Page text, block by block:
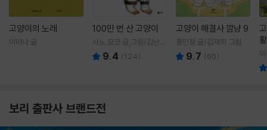
고양이의 노래
이미나 글
100만 번 산 고양이
사노 요코 글,그림/김난주
역 9.4 (124)
고양이 해결사 깜냥 9
홍민정 글/김재희 그림
9.7 (60)
보리 출판사 브랜드전